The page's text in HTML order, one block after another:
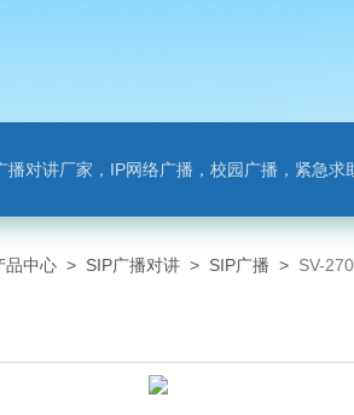
对讲厂家，IP网络广播，校园广播，紧急求助，IP广播对讲系
品中心 > SIP广播对讲 > SIP广播 > SV-